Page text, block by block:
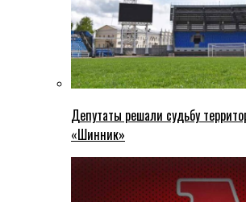
Депутаты решали судьбу
«Шинник»